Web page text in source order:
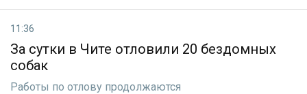
11:36
За сутки в Чите отловили 20 бездомных
собак
Работы по отлову продолжаются